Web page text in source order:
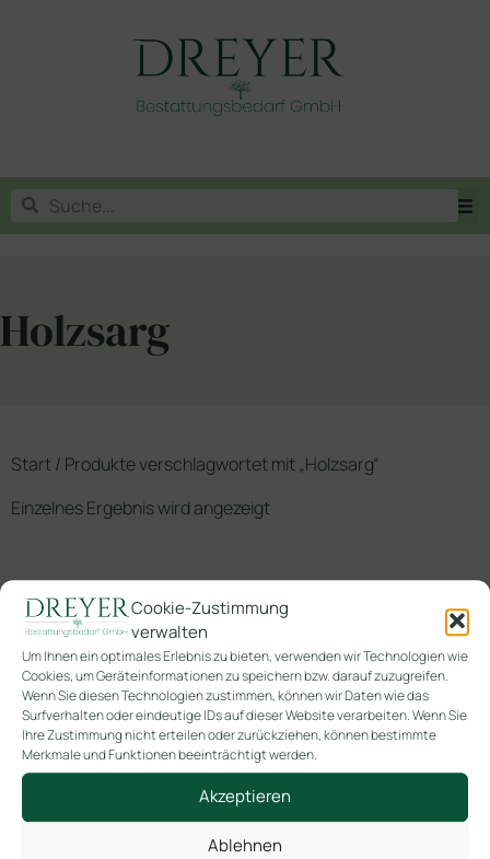
Cookie-Zustimmung
verwalten
Um Ihnen ein optimales Erlebnis zu bieten, verwenden wir Technologien wie
Cookies, um Geräteinformationen zu speichern bzw. darauf zuzugreifen.
Wenn Sie diesen Technologien zustimmen, können wir Daten wie das
Surfverhalten oder eindeutige IDs auf dieser Website verarbeiten. Wenn Sie
Ihre Zustimmung nicht erteilen oder zurückziehen, können bestimmte
Merkmale und Funktionen beeinträchtigt werden.
Akzeptieren
Ablehnen
Holzsarg
Start/ Produkte verschlagwortet mit „Holzsarg“
Einzelnes Ergebnis wird angezeigt
LG 370/Ö
Kastanientruhe geölt
ohne Metall inkl. 6/6
Holzgriffe zum